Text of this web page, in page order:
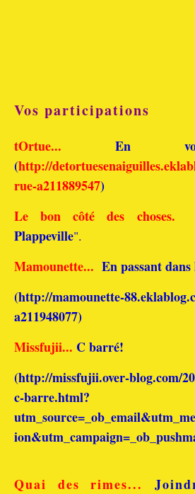
Vos participations
tOrtue... En
(http://
rue-a211889547)
Le bon côté des choses.
Plappeville".
Mamounette... En passant
(http://mamounette-
a211948077)
Missfujii... C barré!
(http://missfujii.over-blog.com/
c-barre.html?
Quai des rimes...